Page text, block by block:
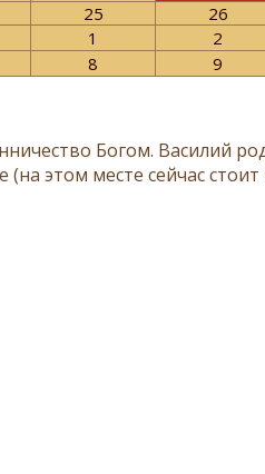
25 26
1 2
8 9
Богом. Василий
этом месте сейчас